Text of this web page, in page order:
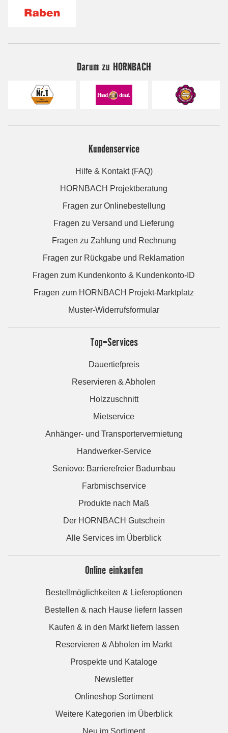
Darum zu HORNBACH
Kundenservice
Hilfe & Kontakt (FAQ)
HORNBACH Projektberatung
Fragen zur Onlinebestellung
Fragen zu Versand und Lieferung
Fragen zu Zahlung und Rechnung
Fragen zur Rückgabe und Reklamation
Fragen zum Kundenkonto & Kundenkonto-ID
Fragen zum HORNBACH Projekt-Marktplatz
Muster-Widerrufsformular
Top-Services
Dauertiefpreis
Reservieren & Abholen
Holzzuschnitt
Mietservice
Anhänger- und Transportervermietung
Handwerker-Service
Seniovo: Barrierefreier Badumbau
Farbmischservice
Produkte nach Maß
Der HORNBACH Gutschein
Alle Services im Überblick
Online einkaufen
Bestellmöglichkeiten & Lieferoptionen
Bestellen & nach Hause liefern lassen
Kaufen & in den Markt liefern lassen
Reservieren & Abholen im Markt
Prospekte und Kataloge
Newsletter
Onlineshop Sortiment
Weitere Kategorien im Überblick
Neu im Sortiment